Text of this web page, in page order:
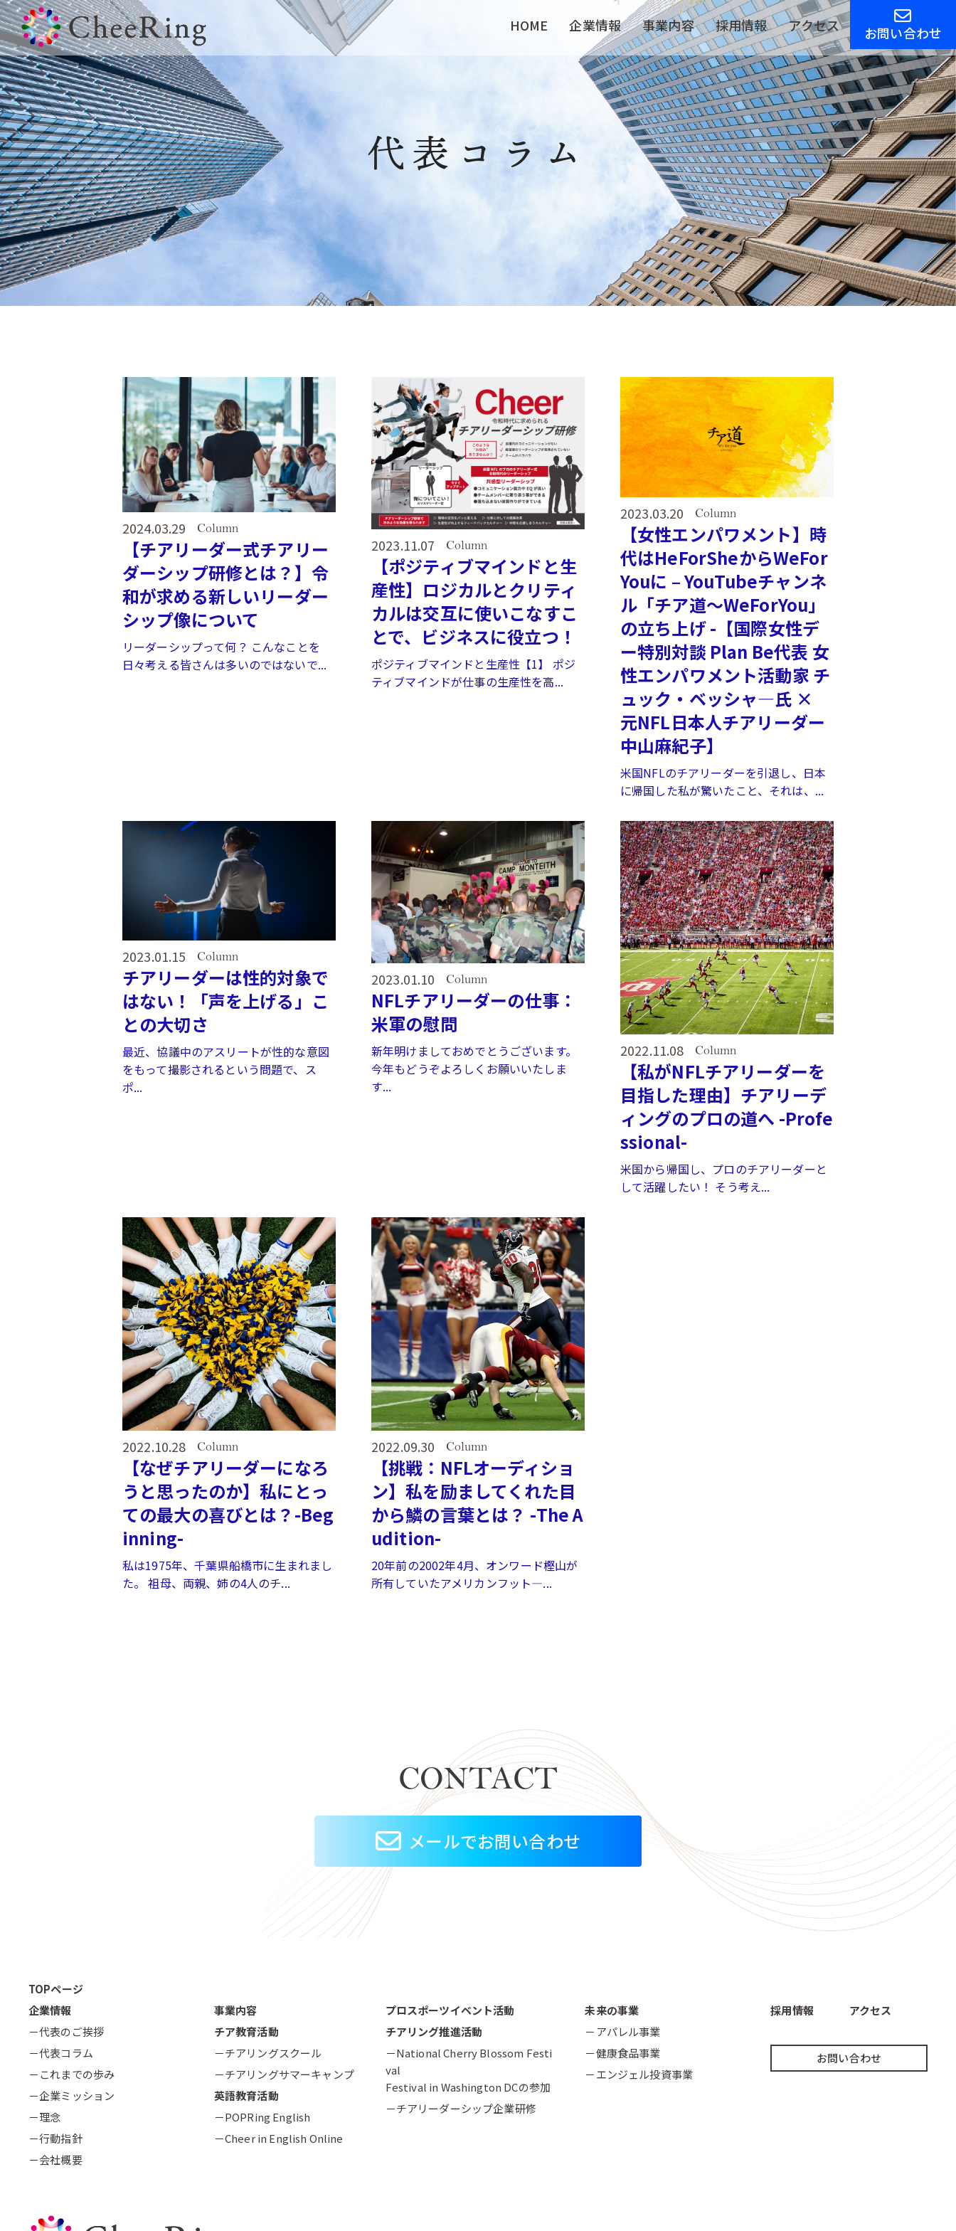
HOME 企業情報 事業内容 採用情報 アクセス お問い合わせ
代表コラム
2024.03.29 Column
【チアリーダー式チアリー
ダーシップ研修とは？】令
和が求める新しいリーダー
シップ像について
リーダーシップって何？ こんなことを
日々考える皆さんは多いのではないで...
2023.11.07 Column
【ポジティブマインドと生
産性】ロジカルとクリティ
カルは交互に使いこなすこ
とで、ビジネスに役立つ！
ポジティブマインドと生産性【1】 ポジ
ティブマインドが仕事の生産性を高...
2023.03.20 Column
【女性エンパワメント】時
代はHeForSheからWeFor
Youに – YouTubeチャンネ
ル「チア道～WeForYou」
の立ち上げ -【国際女性デ
ー特別対談 Plan Be代表 女
性エンパワメント活動家 チ
ュック・ベッシャ―氏 ×
元NFL日本人チアリーダー
中山麻紀子】
米国NFLのチアリーダーを引退し、日本
に帰国した私が驚いたこと、それは、...
2023.01.15 Column
チアリーダーは性的対象で
はない！「声を上げる」こ
との大切さ
最近、協議中のアスリートが性的な意図
をもって撮影されるという問題で、ス
ポ...
2023.01.10 Column
NFLチアリーダーの仕事：
米軍の慰問
新年明けましておめでとうございます。
今年もどうぞよろしくお願いいたしま
す...
2022.11.08 Column
【私がNFLチアリーダーを
目指した理由】チアリーデ
ィングのプロの道へ -Profe
ssional-
米国から帰国し、プロのチアリーダーと
して活躍したい！ そう考え...
2022.10.28 Column
【なぜチアリーダーになろ
うと思ったのか】私にとっ
ての最大の喜びとは？-Beg
inning-
私は1975年、千葉県船橋市に生まれまし
た。 祖母、両親、姉の4人のチ...
2022.09.30 Column
【挑戦：NFLオーディショ
ン】私を励ましてくれた目
から鱗の言葉とは？ -The A
udition-
20年前の2002年4月、オンワード樫山が
所有していたアメリカンフット―...
CONTACT
メールでお問い合わせ
TOPページ
企業情報
－代表のご挨拶
－代表コラム
－これまでの歩み
－企業ミッション
－理念
－行動指針
－会社概要
事業内容
チア教育活動
－チアリングスクール
－チアリングサマーキャンプ
英語教育活動
－POPRing English
－Cheer in English Online
プロスポーツイベント活動
チアリング推進活動
－National Cherry Blossom Festi
val
Festival in Washington DCの参加
－チアリーダーシップ企業研修
未来の事業
－アパレル事業
－健康食品事業
－エンジェル投資事業
採用情報 アクセス
お問い合わせ